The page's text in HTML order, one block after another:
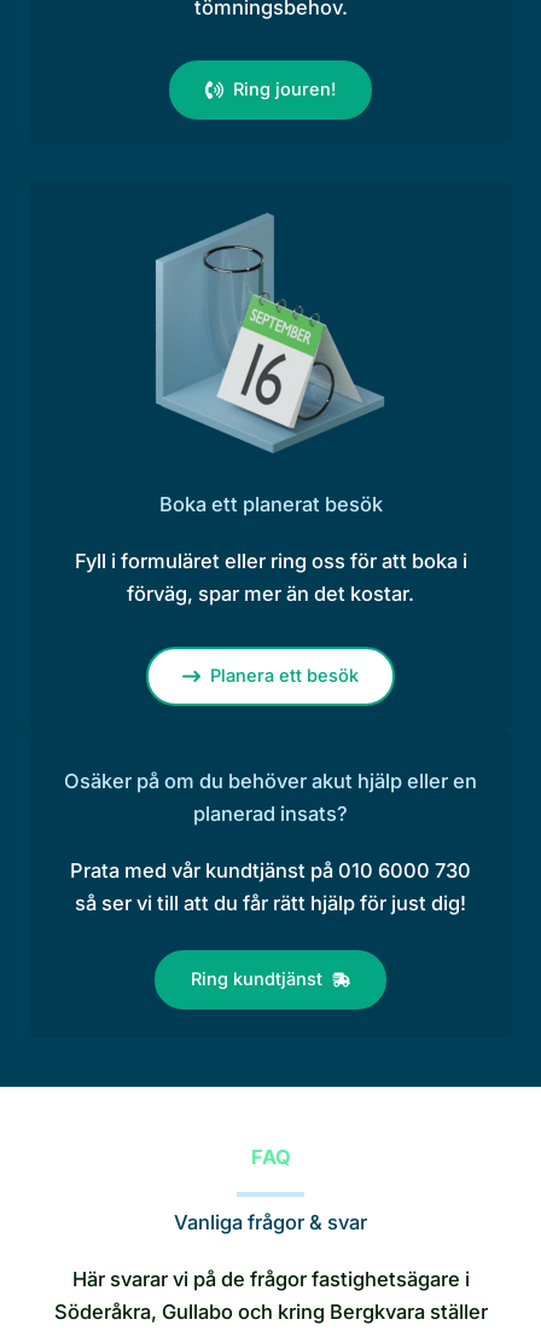
tömningsbehov.
Ring jouren!
Boka ett planerat besök
Fyll i formuläret eller ring oss för att boka i
förväg, spar mer än det kostar.
Planera ett besök
Osäker på om du behöver akut hjälp eller en
planerad insats?
Prata med vår kundtjänst på 010 6000 730
så ser vi till att du får rätt hjälp för just dig!
Ring kundtjänst
FAQ
Vanliga frågor & svar
Här svarar vi på de frågor fastighetsägare i
Söderåkra, Gullabo och kring Bergkvara ställer